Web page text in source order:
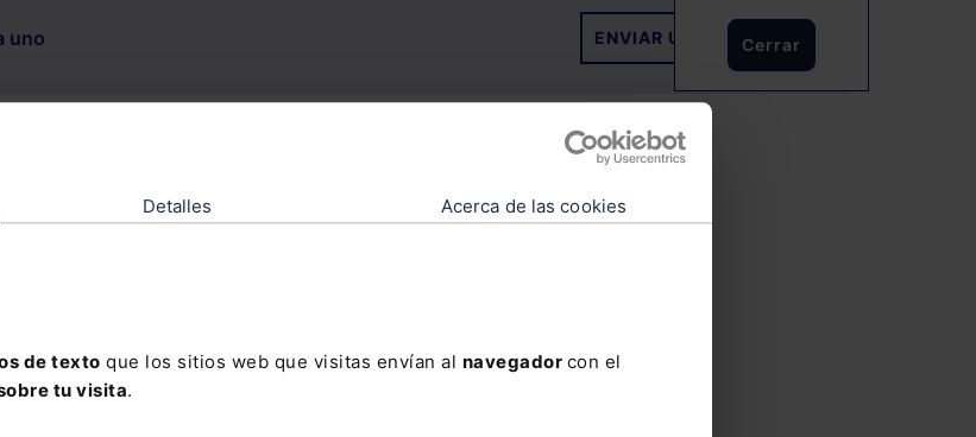
Detalles Acerca de las cookies
de texto que los sitios web que visitas envían al navegador con el
tu visita.
Cerrar
uno ENVIAR UN EVENTO